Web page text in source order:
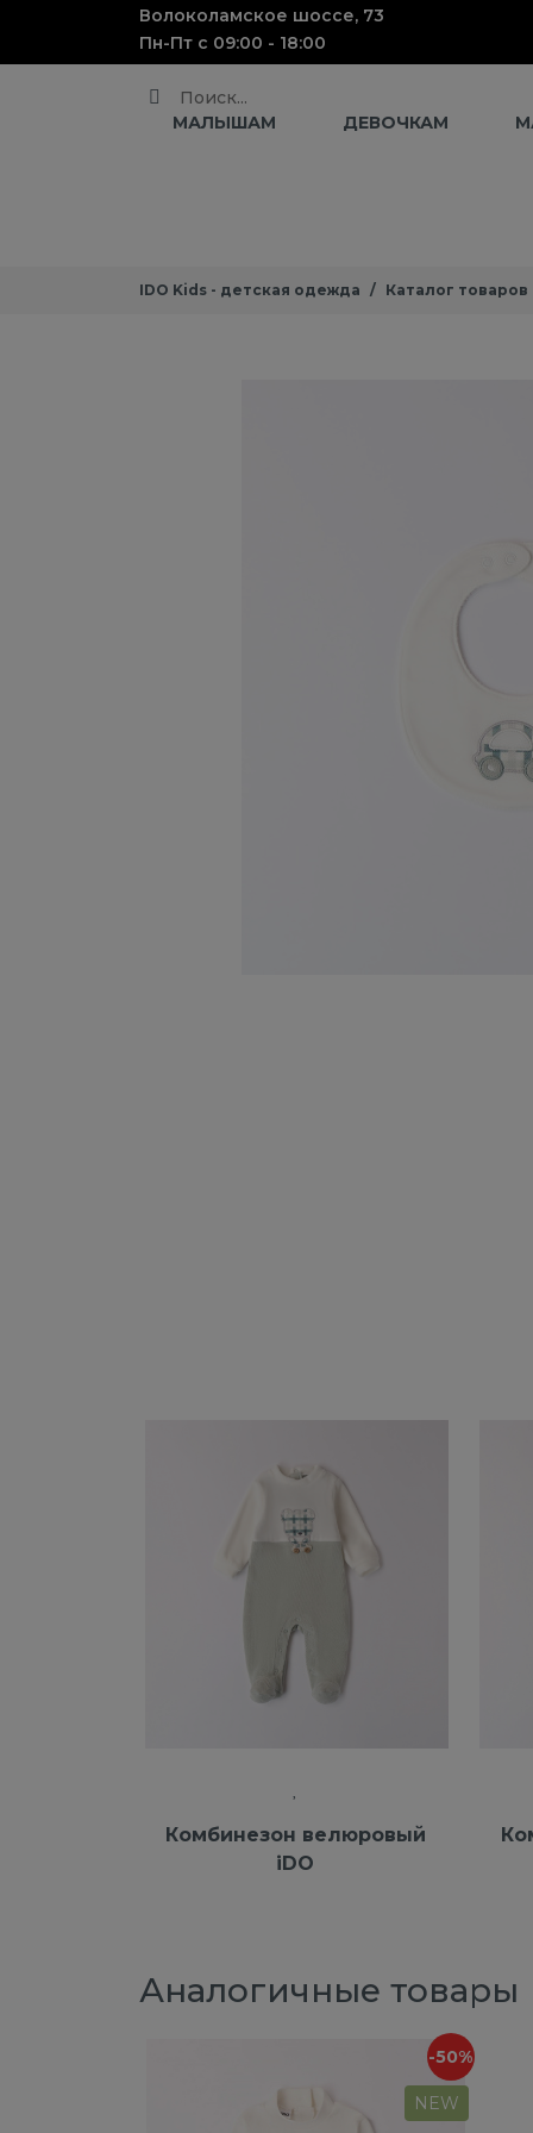
Волоколамское шоссе, 73
Пн-Пт с 09:00 - 18:00
Поиск
МАЛЫШАМ ДЕВОЧКАМ
IDO Kids - детская одежда Каталог товаров
Комбинезон велюровый
iDO
Аналогичные товары
-50%
NEW